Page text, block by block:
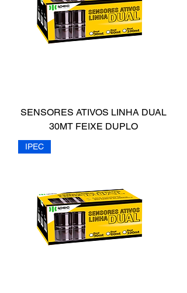
SENSORES ATIVOS LINHA DUAL
30MT FEIXE DUPLO
IPEC